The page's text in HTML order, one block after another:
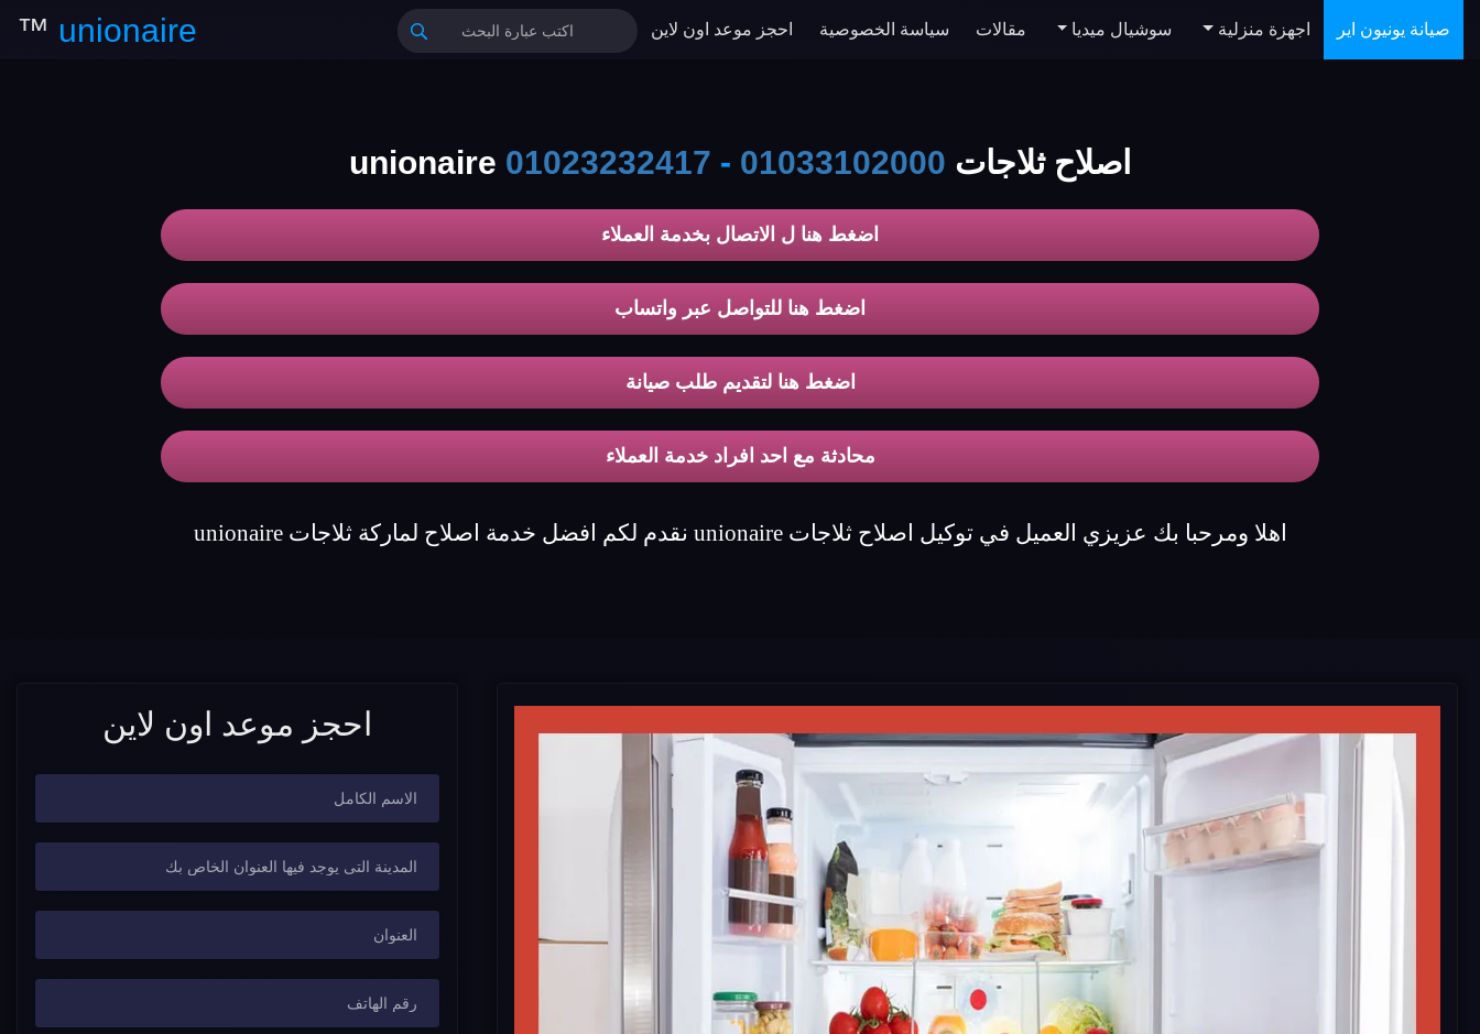
unionaire
™ صيانة يونيون اير اجهزة منزلية سوشيال ميديا مقالات سياسة الخصوصية احجز موعد اون لاين
اصلاح ثلاجات unionaire 01023232417 - 01033102000
اضغط هنا ل الاتصال بخدمة العملاء
اضغط هنا للتواصل عبر واتساب
اضغط هنا لتقديم طلب صيانة
محادثة مع احد افراد خدمة العملاء
اهلا ومرحبا بك عزيزي العميل في توكيل اصلاح ثلاجات unionaire نقدم لكم افضل خدمة اصلاح لماركة ثلاجات unionaire
احجز موعد اون لاين